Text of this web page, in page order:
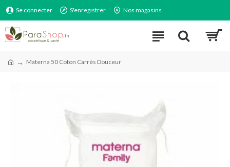
Se connecter S'enregistrer Nos magasins
Materna 50 Coton Carrés Douceur